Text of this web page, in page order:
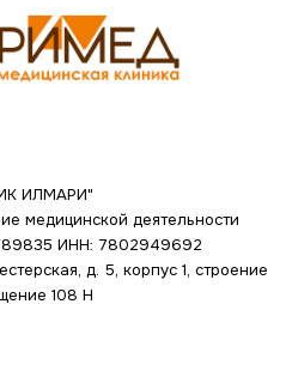
ИЛМАРИ"
медицинской деятельности
ИНН: 7802949692
д. 5, корпус 1, строение
108 Н